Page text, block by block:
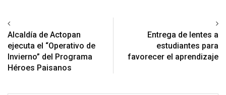
Alcaldía de Actopan
ejecuta el “Operativo de
Invierno” del Programa
Héroes Paisanos
Entrega de lentes a
estudiantes para
favorecer el aprendizaje